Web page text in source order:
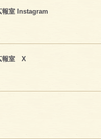
報室 Instagram
報室 X